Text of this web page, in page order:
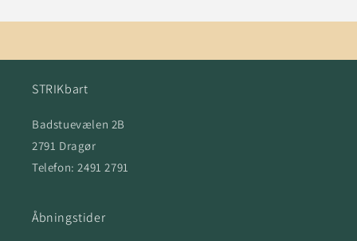
STRIKbart
Badstuevælen 2B
2791 Dragør
Telefon: 2491 2791
Åbningstider